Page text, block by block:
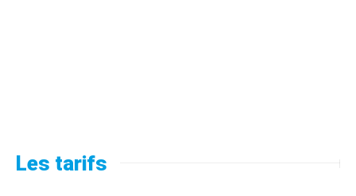
Les tarifs